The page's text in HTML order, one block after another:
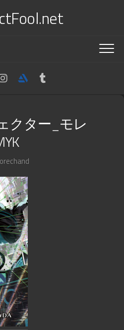
クター_モレ